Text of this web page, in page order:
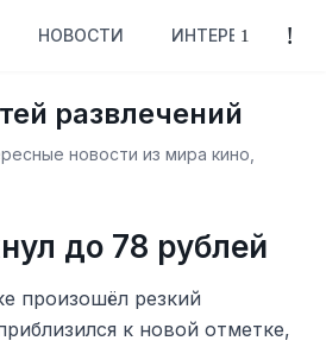
НОВОСТИ ИНТЕРЕСНОЕ
развлечений
новости из мира кино,
до 78 рублей
произошёл резкий
к новой отметке,